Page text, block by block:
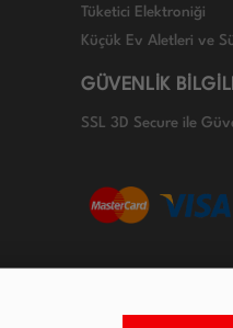
Tüketici Elektroniği
Küçük Ev Aletleri ve
GÜVENLİK
SSL 3D Secure ile